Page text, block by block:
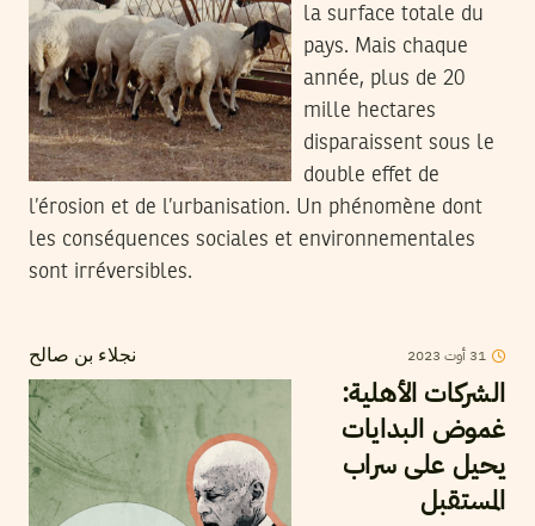
la surface totale du
pays. Mais chaque
année, plus de 20
mille hectares
disparaissent sous le
double effet de
l’érosion et de l’urbanisation. Un phénomène dont
les conséquences sociales et environnementales
sont irréversibles.
نجلاء بن صالح 31 أوت 2023
الشركات الأهلية:
غموض البدايات
يحيل على سراب
المستقبل